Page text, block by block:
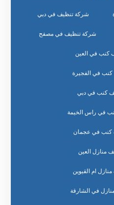
شركة تنظيف في دبي
شركة تنظيف في مصفح
كنب في العين
في الفجيرة
كنب في دبي
في راس الخيمة
كنب في عجمان
منازل العين
ام القيوين
في الشارقة